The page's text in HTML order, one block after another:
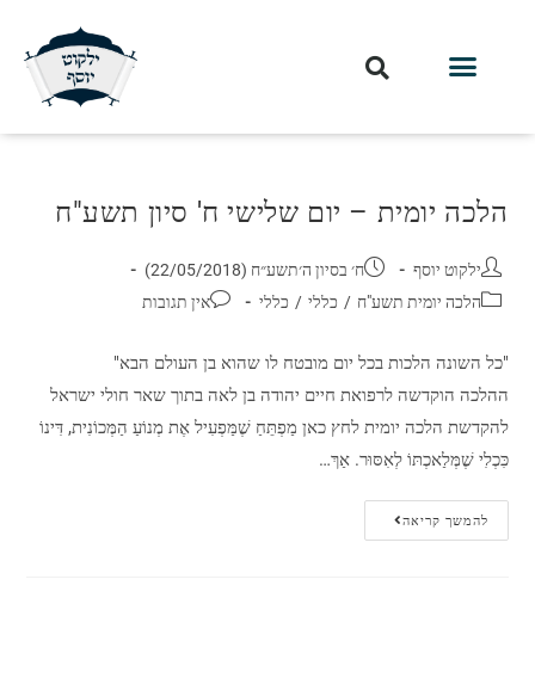
הלכה יומית – יום שלישי ח' סיון תשע"ח
ילקוט יוסף
ח׳ בסיון ה׳תשע״ח (22/05/2018)
הלכה יומית תשע"ח / כללי / כללי אין תגובות
"כל השונה הלכות בכל יום מובטח לו שהוא בן העולם הבא"
ההלכה הוקדשה לרפואת חיים יהודה בן לאה בתוך שאר חולי ישראל
להקדשת הלכה יומית לחץ כאן מַפְתֵּחַ שֶׁמַּפְעִיל אֶת מְנוֹעַ הַמְּכוֹנִית, דִּינוֹ
כִּכְלִי שֶׁמְּלַאכְתּוֹ לְאִסּוּר. אַךְ…
להמשך קריאה